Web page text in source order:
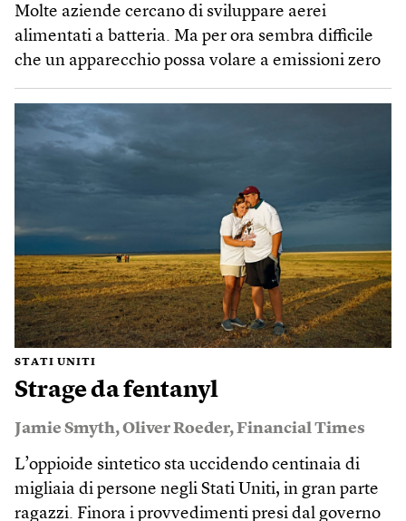
Molte aziende cercano di sviluppare aerei
alimentati a batteria. Ma per ora sembra difficile
che un apparecchio possa volare a emissioni zero
STATI UNITI
Strage da fentanyl
Jamie Smyth,Oliver Roeder,Financial Times
L’oppioide sintetico sta uccidendo centinaia di
migliaia di persone negli Stati Uniti, in gran parte
ragazzi. Finora i provvedimenti presi dal governo